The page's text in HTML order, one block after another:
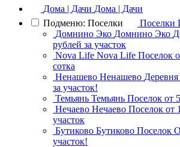
Дома | Дачи Дома | Дачи
Подменю: Поселки
Поселки
Домнино Эко Домнино Эко
рублей за участок
Nova Life Nova Life Поселок
сотка
Ненашево Ненашево Деревня
за участок!
Темьянь Темьянь Поселок от
Нечаево Нечаево Поселок от
участок
Бутиково Бутиково Поселок
участок!